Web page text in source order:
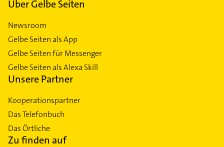
Über Gelbe Seiten
Newsroom
Gelbe Seiten als App
Gelbe Seiten für Messenger
Gelbe Seiten als Alexa Skill
Unsere Partner
Kooperationspartner
Das Telefonbuch
Das Örtliche
Zu finden auf